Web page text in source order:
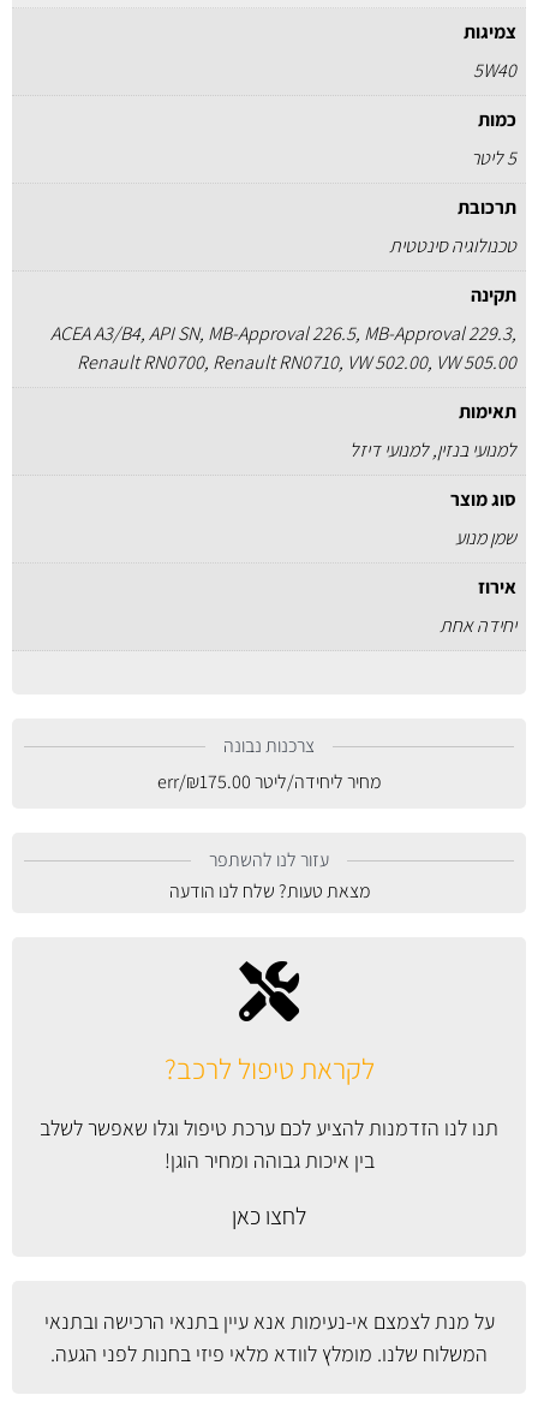
לקראת טיפול לרכב?
תנו לנו הזדמנות להציע לכם ערכת טיפול וגלו שאפשר לשלב
בין איכות גבוהה ומחיר הוגן!
לחצו כאן
על מנת לצמצם אי-נעימות אנא עייןבתנאי הרכישה ובתנאי
המשלוח שלנו. מומלץ לוודא מלאי פיזי בחנות לפני הגעה.
צמיגות
5W40
כמות
5 ליטר
תרכובת
טכנולוגיה סינטטית
תקינה
ACEA A3/B4, API SN, MB-Approval 226.5, MB-Approval 229.3,
Renault RN0700, Renault RN0710, VW 502.00, VW 505.00
תאימות
למנועי בנזין, למנועי דיזל
סוג מוצר
שמן מנוע
אירוז
יחידה אחת
צרכנות נבונה
מחיר ליחידה/ליטר
₪175.00
/err
עזור לנו להשתפר
מצאת טעות? שלח לנו הודעה